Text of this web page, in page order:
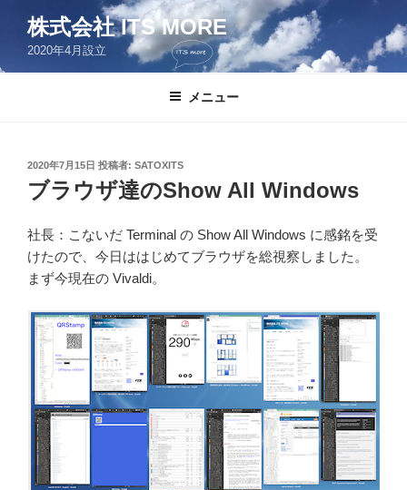
ン
株式会社 ITS MORE
2020年4月設立
メニュー
投
日:
2020年7月15日 投稿者: SATOXITS
ブラウザ達のShow All Windows
社長：こないだ Terminal の Show All Windows に感銘を受
けたので、今日ははじめてブラウザを総視察しました。
まず今現在の Vivaldi。